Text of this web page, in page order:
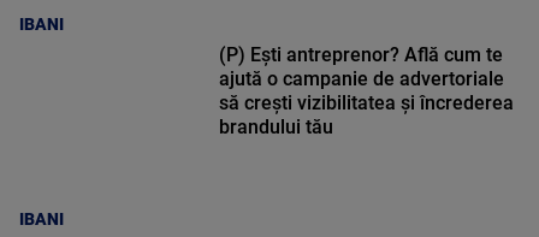
IBANI
IBANI
(P) Ești antreprenor? Află cum te
ajută o campanie de advertoriale
să crești vizibilitatea și încrederea
brandului tău